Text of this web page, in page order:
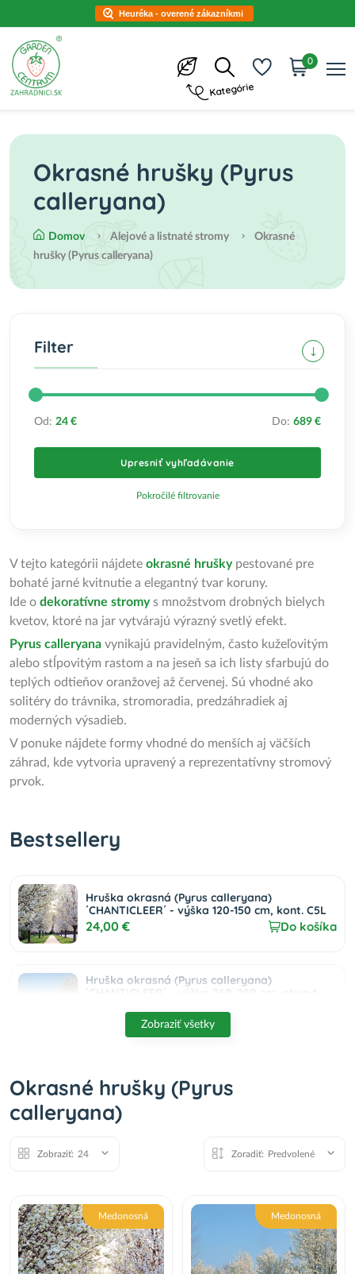
Heuréka - overené zákazníkmi
Kategórie
0
Okrasné hrušky (Pyrus
calleryana)
Domov Alejové a listnaté stromy
Okrasné
hrušky (Pyrus calleryana)
Filter
Od: 24 € Do: 689 €
Upresniť vyhľadávanie
Pokročilé filtrovanie
V tejto kategórii nájdete okrasné hruškypestované pre
bohaté jarné kvitnutie a elegantný tvar koruny.
Ide o dekoratívne stromys množstvom drobných bielych
kvetov, ktoré na jar vytvárajú výrazný svetlý efekt.
Pyrus calleryana vynikajú pravidelným, často kužeľovitým
alebo stĺpovitým rastom a na jeseň sa ich listy sfarbujú do
teplých odtieňov oranžovej až červenej. Sú vhodné ako
solitéry do trávnika, stromoradia, predzáhradiek aj
moderných výsadieb.
V ponuke nájdete formy vhodné do menších aj väčších
záhrad, kde vytvoria upravený a reprezentatívny stromový
prvok.
Bestsellery
Hruška okrasná (Pyrus calleryana)
´CHANTICLEER´ - výška 120-150 cm, kont. C5L
24,00 € Do košíka
Hruška okrasná (Pyrus calleryana)
´CHANTICLEER´ - výška 260-280 cm, obvod
Zobraziť všetky
Okrasné hrušky (Pyrus
calleryana)
Zobraziť: 24 Zoradiť: Predvolené
Medonosná Medonosná